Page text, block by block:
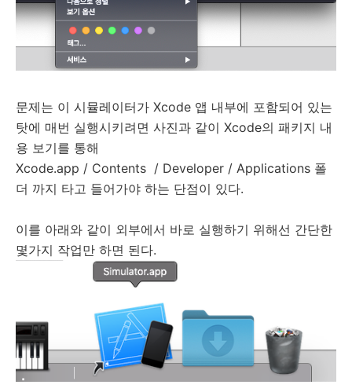
문제는 이 시뮬레이터가 Xcode 앱 내부에 포함되어 있는
탓에 매번 실행시키려면 사진과 같이 Xcode의 패키지 내
용 보기를 통해
Xcode.app / Contents / Developer / Applications 폴
더 까지 타고 들어가야 하는 단점이 있다.
이를 아래와 같이 외부에서 바로 실행하기 위해선 간단한
몇가지 작업만 하면 된다.